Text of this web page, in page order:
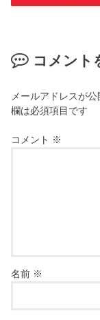
コメント
メールアドレスが公
欄は必須項目です
コメント ※
名前 ※